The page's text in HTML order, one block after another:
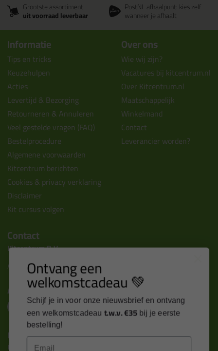
Grootste assortiment
uit voorraad leverbaar
PostNL afhaalpunt: kies zelf
wanneer je afhaalt
Informatie
Tips en tricks
Keuzehulpen
Acties
Levertijd & Bezorging
Retourneren & Annuleren
Veel gestelde vragen (FAQ)
Bestelprocedure
Algemene voorwaarden
Kitcentrum berichten
Cookies & privacy verklaring
Disclaimer
Kit cursus volgen
Over ons
Wie wij zijn?
Vacatures bij kitcentrum.nl
Over Kitcentrum.nl
Maatschappelijk
Winkelmand
Contact
Leverancier worden?
Contact
Kitcentrum B.V.
Alle contactgegevens >
Altijd op de hoogte blijven?
Nieuws, tips en exclusieve deals rechtstreeks in je
inbox
Ontvang een
welkomstcadeau 💚
Schijf je in voor onze nieuwsbrief en ontvang
een welkomstcadeau t.w.v. €35 bij je eerste
bestelling!